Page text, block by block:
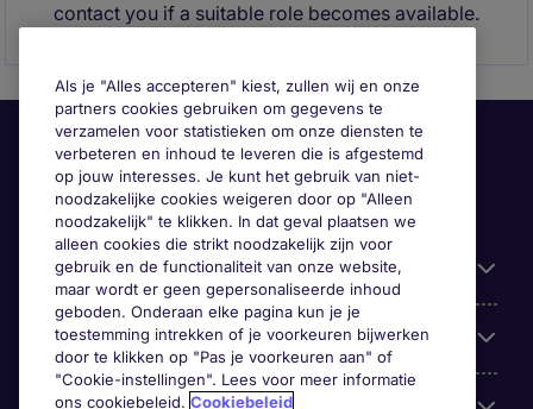
contact you if a suitable role becomes available.
Handige informatie
Onze expertise
Als je "Alles accepteren" kiest, zullen wij en onze
partners cookies gebruiken om gegevens te
verzamelen voor statistieken om onze diensten te
verbeteren en inhoud te leveren die is afgestemd
op jouw interesses. Je kunt het gebruik van niet-
noodzakelijke cookies weigeren door op "Alleen
noodzakelijk" te klikken. In dat geval plaatsen we
alleen cookies die strikt noodzakelijk zijn voor
gebruik en de functionaliteit van onze website,
maar wordt er geen gepersonaliseerde inhoud
geboden. Onderaan elke pagina kun je je
toestemming intrekken of je voorkeuren bijwerken
door te klikken op "Pas je voorkeuren aan" of
"Cookie-instellingen". Lees voor meer informatie
ons cookiebeleid. Cookiebeleid